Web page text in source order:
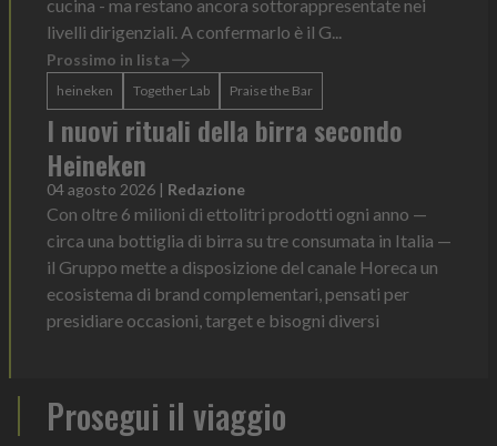
cucina - ma restano ancora sottorappresentate nei
livelli dirigenziali. A confermarlo è il G...
Prossimo in lista
heineken Together Lab Praise the Bar
I nuovi rituali della birra secondo
Heineken
04 agosto 2026 | Redazione
Con oltre 6 milioni di ettolitri prodotti ogni anno —
circa una bottiglia di birra su tre consumata in Italia —
il Gruppo mette a disposizione del canale Horeca un
ecosistema di brand complementari, pensati per
presidiare occasioni, target e bisogni diversi
Prosegui il viaggio